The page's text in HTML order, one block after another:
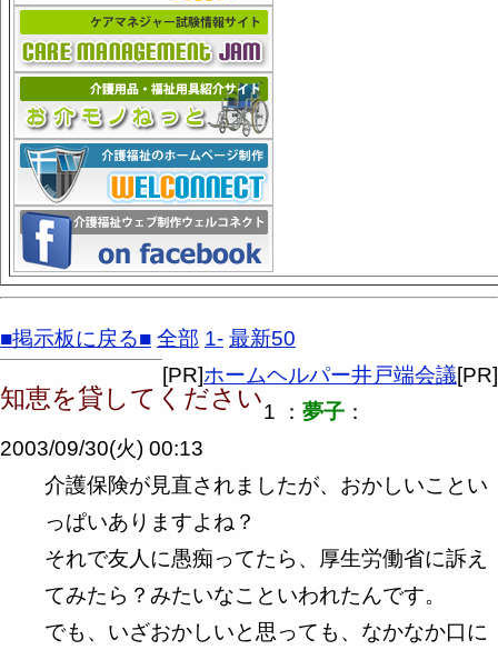
■掲示板に戻る■ 全部 1- 最新50
[PR]ホームヘルパー井戸端会議[PR]
知恵を貸してください1 ： 夢子 ：
2003/09/30(火) 00:13
介護保険が見直されましたが、おかしいことい
っぱいありますよね？
それで友人に愚痴ってたら、厚生労働省に訴え
てみたら？みたいなこといわれたんです。
でも、いざおかしいと思っても、なかなか口に